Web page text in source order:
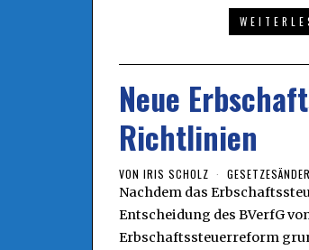
Neue
Richtlinien
VON IRIS SCHOLZ
Nachdem das
Entscheidung des BVerfG
Erbschaftssteuerreform